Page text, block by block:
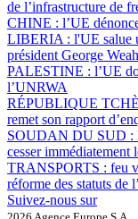
de l’infrastructure de
CHINE : l’UE
LIBERIA : l'UE salue
président George Weah
PALESTINE : l’UE
l’UNRWA
RÉPUBLIQUE
remet son rapport
SOUDAN DU SUD :
cesser immédiatement
TRANSPORTS : feu
réforme des statuts de
Suivez-nous sur